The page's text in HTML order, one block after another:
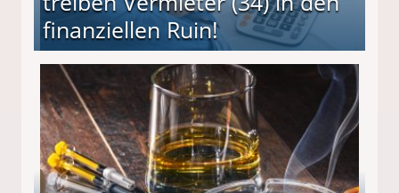
finanziellen Ruin!
(34) in den finanziellen Ruin!